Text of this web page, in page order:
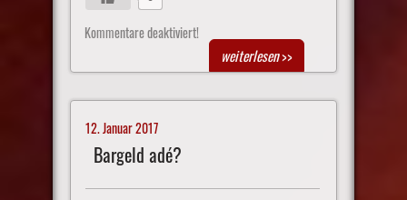
Kommentare deaktiviert!
weiterlesen>>
12. Januar 2017
Bargeld adé?